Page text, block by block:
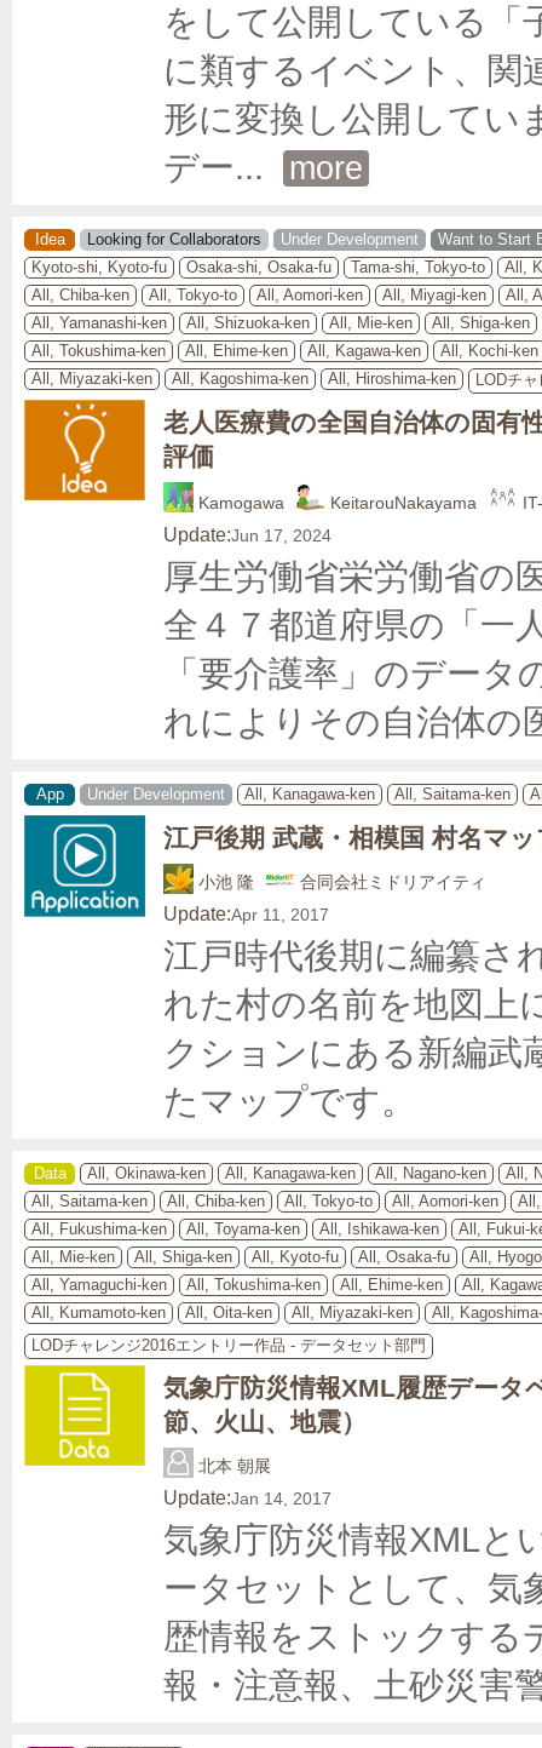
をして公開している「
に類するイベント、関
形に変換し公開してい
デー... more
Idea Looking for Collaborators Under Development
Want to Start
Kyoto-shi, Kyoto-fu
Osaka-shi, Osaka-fu Tama-shi, Tokyo-to
All,
All, Chiba-ken
All, Tokyo-to All, Aomori-ken All, Miyagi-ken
All,
All, Yamanashi-ken
All, Shizuoka-ken All, Mie-ken
All, Shiga-ken
All, Tokushima-ken
All, Ehime-ken All, Kagawa-ken
All, Kochi-ken
All, Miyazaki-ken
All, Kagoshima-ken All, Hiroshima-ken LODチ
老人医療費の全国自治体の固有
評価
Kamogawa KeitarouNakayama
Update:Jun 17, 2024
厚生労働省栄労働省の
全４７都道府県の「一
「要介護率」のデー
れによりその自治体の
App Under Development All, Kanagawa-ken All, Saitama-ken
江戸後期 武蔵・相模国 村名マ
小池 隆 合同会社ミドリアイティ
Update:Apr 11, 2017
江戸時代後期に編纂さ
れた村の名前を地図上
クションにある新編武
たマップです。
Data All, Okinawa-ken All, Kanagawa-ken All, Nagano-ken
All,
All, Saitama-ken
All, Chiba-ken All, Tokyo-to All, Aomori-ken
All, Fukushima-ken
All, Toyama-ken All, Ishikawa-ken
All, Fukui-
All, Mie-ken
All, Shiga-ken All, Kyoto-fu All, Osaka-fu
All,
All, Yamaguchi-ken
All, Tokushima-ken All, Ehime-ken
All,
All, Kumamoto-ken
All, Oita-ken All, Miyazaki-ken
All,
LODチャレンジ2016エントリー作品 - データセット部門
気象庁防災情報XML履歴データ
節、火山、地震）
北本 朝展
Update:Jan 14, 2017
気象庁防災情報XMLと
ータセットとして、気
歴情報をストックする
報・注意報、土砂災害